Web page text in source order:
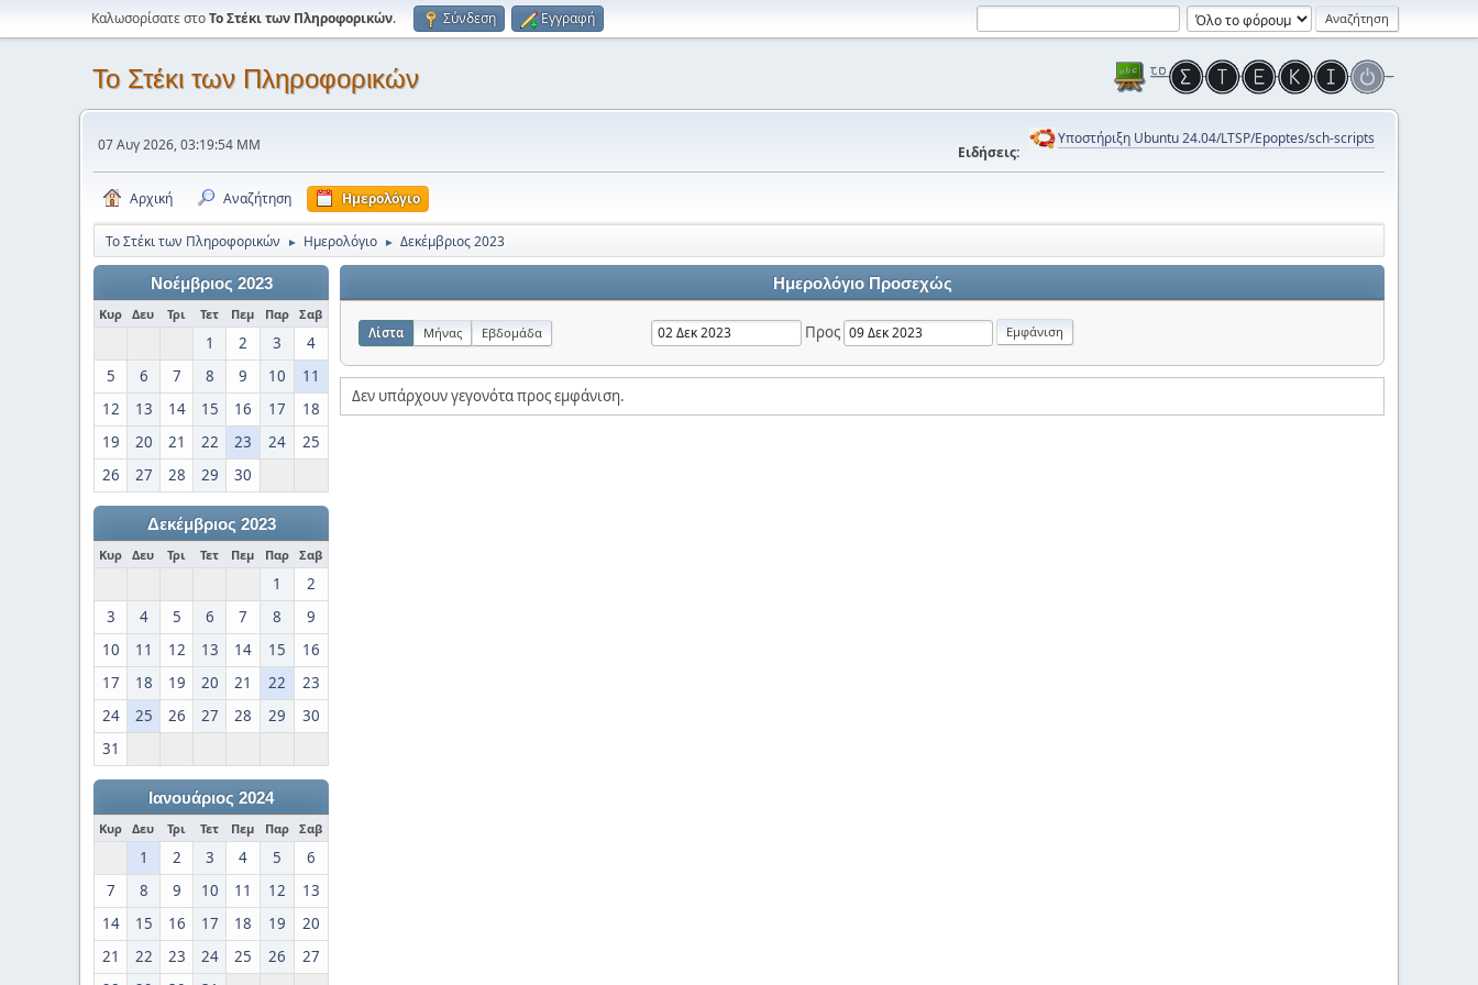
Καλωσορίσατε στοΤο Στέκι των Πληροφορικών. Σύνδεση Εγγραφή
Το Στέκι των Πληροφορικών
07 Αυγ 2026, 03:19:54 ΜΜ Ειδήσεις:
Υποστήριξη Ubuntu 24.04/LTSP/Epoptes/sch-scripts
Αρχική Αναζήτηση Ημερολόγιο
Το Στέκι των Πληροφορικών ► Ημερολόγιο ► Δεκέμβριος 2023
Νοέμβριος 2023
Κυρ Δευ Τρι Τετ Πεμ Παρ Σαβ
1 2 3
4
5
6 7 8 9 10
11
12
13 14 15 16 17
18
19
20 21 22 23 24
25
26
27 28 29 30
Δεκέμβριος 2023
Κυρ Δευ Τρι Τετ Πεμ Παρ Σαβ
1
2
3
4 5 6 7 8
9
10
11 12 13 14 15
16
17
18 19 20 21 22
23
24
25 26 27 28 29
30
31
Ιανουάριος 2024
Κυρ Δευ Τρι Τετ Πεμ Παρ Σαβ
1 2 3 4 5
6
7
8 9 10 11 12
13
14
15 16 17 18 19
20
21
22 23 24 25 26
27
Ημερολόγιο Προσεχώς
Λίστα Μήνας Εβδομάδα Προς
Δεν υπάρχουν γεγονότα προς εμφάνιση.